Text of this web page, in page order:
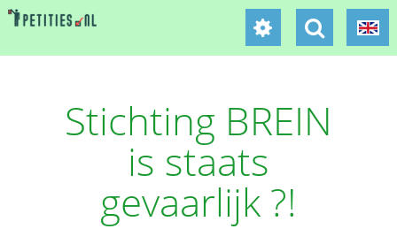
Stichting BREIN
is staats
gevaarlijk ?!